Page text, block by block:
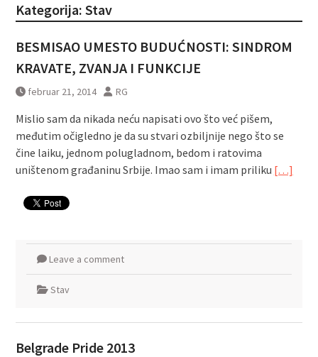
Kategorija: Stav
BESMISAO UMESTO BUDUĆNOSTI: SINDROM
KRAVATE, ZVANJA I FUNKCIJE
februar 21, 2014 RG
Mislio sam da nikada neću napisati ovo što već pišem,
međutim očigledno je da su stvari ozbiljnije nego što se
čine laiku, jednom polugladnom, bedom i ratovima
uništenom građaninu Srbije. Imao sam i imam priliku […]
Leave a comment
Stav
Belgrade Pride 2013